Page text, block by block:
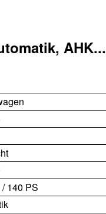
AHK...
140 PS